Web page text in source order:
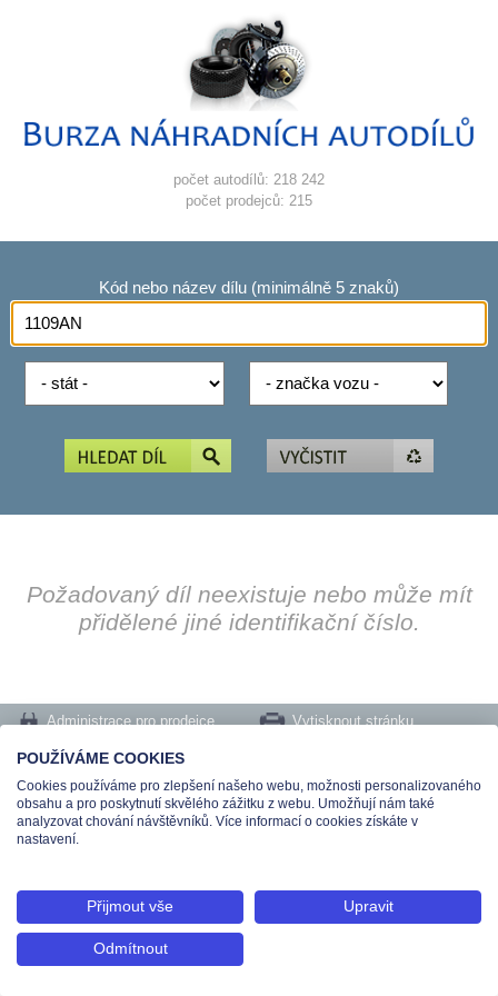
počet autodílů: 218 242
počet prodejců: 215
Kód nebo název dílu (minimálně 5 znaků)
Požadovaný díl neexistuje nebo může mít
přidělené jiné identifikační číslo.
Administrace pro prodejce
Vytisknout stránku
Nastavení cookies
Tel.: +420 491 519 500 | E-mail: helpdesk@teas.cz | Provozovna: tř. T.Bati 299,
763 02 Zlín
© 2026 Teas spol. s r. o., Platnéřská 88/9, 110 00 Praha 1 - Staré Město, IČO:
48906565, DIČ: CZ699008048, Zapsána v OR vedeném u Městského soudu v
POUŽÍVÁME COOKIES
Cookies používáme pro zlepšení našeho webu, možnosti personalizovaného
obsahu a pro poskytnutí skvělého zážitku z webu. Umožňují nám také
analyzovat chování návštěvníků. Více informací o cookies získáte v
nastavení.
Přijmout vše Upravit
Odmítnout